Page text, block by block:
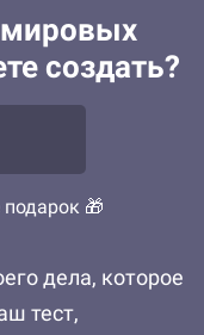
создать?
подарок 🎁
дела, которое
тест,